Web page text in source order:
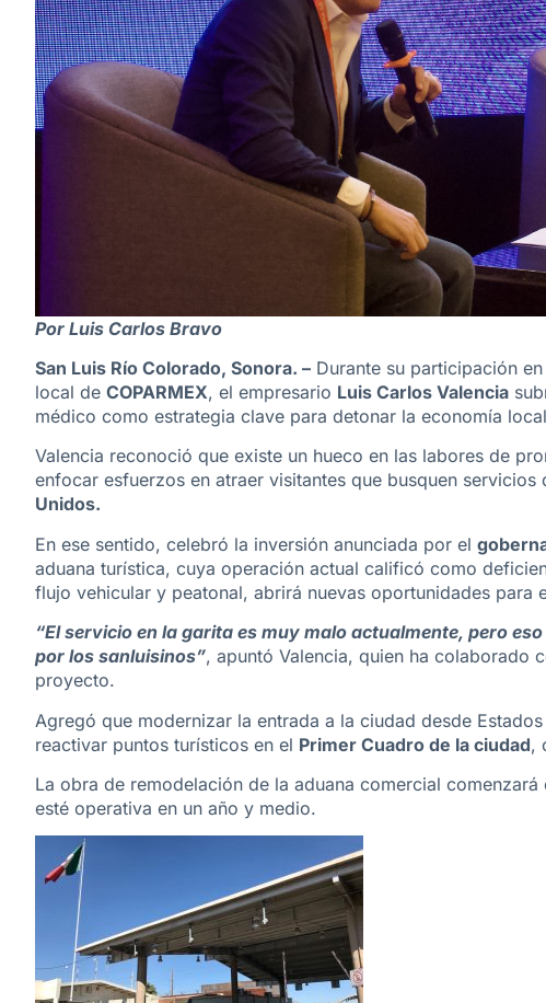
Por Luis Carlos Bravo
San Luis Río Colorado, Sonora. – Durante su participación en
local de COPARMEX, el empresario Luis Carlos Valencia
médico como estrategia clave para detonar la economía
Valencia reconoció que existe un hueco en las labores de
enfocar esfuerzos en atraer visitantes que busquen
Unidos.
En ese sentido, celebró la inversión anunciada por el
aduana turística, cuya operación actual calificó como
flujo vehicular y peatonal, abrirá nuevas oportunidades para
“El servicio en la garita es muy malo actualmente, pero
por los sanluisinos”, apuntó Valencia, quien ha colaborado
proyecto.
Agregó que modernizar la entrada a la ciudad desde
reactivar puntos turísticos en el Primer Cuadro de la ciudad,
La obra de remodelación de la aduana comercial
esté operativa en un año y medio.